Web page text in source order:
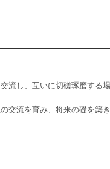
流し、互いに切磋琢磨する
交流を育み、将来の礎を築き